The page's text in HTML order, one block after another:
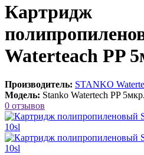
Картридж
Waterteach PP
Производитель: STANKO
Модель: Stanko Watertech PP
0 отзывов